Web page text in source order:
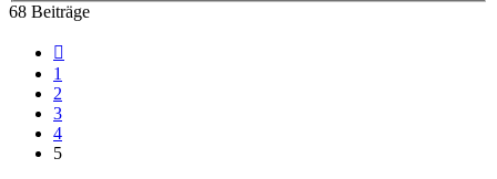
68 Beiträge
1
2
3
4
5